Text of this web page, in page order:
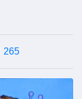
265